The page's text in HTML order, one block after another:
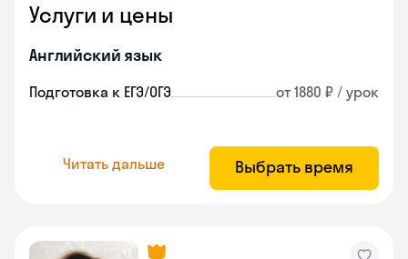
Услуги и цены
Английский язык
Подготовка к ЕГЭ/ОГЭ от 1880 ₽ / урок
Читать дальше Выбрать время